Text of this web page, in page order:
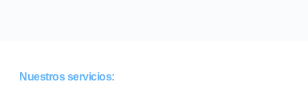
Nuestros servicios: